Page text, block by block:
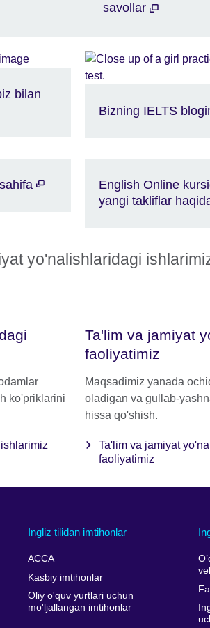
savollar
bilan
Bizning IELTS
English Online
yangi takliflar
yo'nalishlaridagi
ko'priklarini
Ta'lim va jamiyat
faoliyatimiz
Maqsadimiz yanada
oladigan va gullab-
hissa qo'shish.
Ta'lim va jamiyat
faoliyatimiz
Ingliz tilidan imtihonlar
ACCA
Kasbiy imtihonlar
Oliy o'quv yurtlari uchun
mo'ljallangan imtihonlar